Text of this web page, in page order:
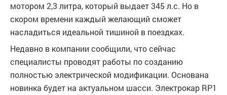
мотором 2,3 литра, который выдает 345 л.с. Но в
скором времени каждый желающий сможет
насладиться идеальной тишиной в поездках.
Недавно в компании сообщили, что сейчас
специалисты проводят работы по созданию
полностью электрической модификации. Основана
новинка будет на актуальном шасси. Электрокар RP1